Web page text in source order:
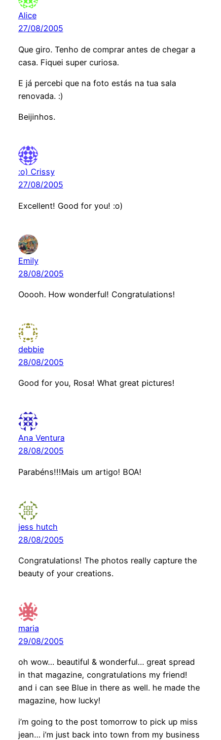
Alice
27/08/2005
Que giro. Tenho de comprar antes de chegar a
casa. Fiquei super curiosa.
E já percebi que na foto estás na tua sala
renovada. :)
Beijinhos.
:o) Crissy
27/08/2005
Excellent! Good for you! :o)
Emily
28/08/2005
Ooooh. How wonderful! Congratulations!
debbie
28/08/2005
Good for you, Rosa! What great pictures!
Ana Ventura
28/08/2005
Parabéns!!!Mais um artigo! BOA!
jess hutch
28/08/2005
Congratulations! The photos really capture the
beauty of your creations.
maria
29/08/2005
oh wow… beautiful & wonderful… great spread
in that magazine, congratulations my friend!
and i can see Blue in there as well. he made the
magazine, how lucky!
i’m going to the post tomorrow to pick up miss
jean… i’m just back into town from my business